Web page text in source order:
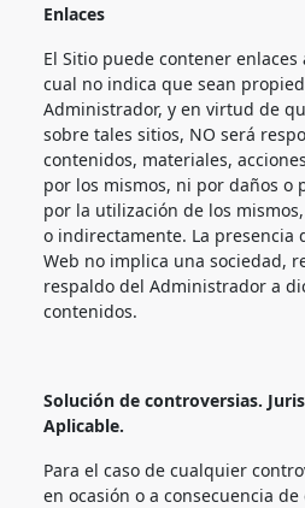
Enlaces
El Sitio puede contener
cual no indica que sean
Administrador, y en virtud de
sobre tales sitios, NO será
contenidos, materiales,
por los mismos, ni por daños o
por la utilización de los
o indirectamente. La presencia
Web no implica una sociedad,
respaldo del Administrador a
contenidos.
Solución de controversias.
Aplicable.
Para el caso de cualquier
en ocasión o a consecuencia